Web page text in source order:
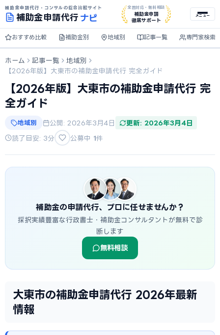
補助金申請代行・コンサルの総合比較サイト
補助金申請代行 ナビ
全国対応・無料相談
補助金申請
徹底サポート
メニュー
おすすめ比較 補助金別 地域別 記事一覧 専門家検索
ホーム 記事一覧
地域別
【2026年版】大東市の補助金申請代行 完全ガイド
【2026年版】大東市の補助金申請代行 完
全ガイド
地域別 公開: 2026年3月4日 更新: 2026年3月4日
読了目安: 3分 公募中 1件
補助金の申請代行、プロに任せませんか？
採択実績豊富な行政書士・補助金コンサルタントが無料で診
断します
無料相談
大東市の補助金申請代行 2026年最新
情報